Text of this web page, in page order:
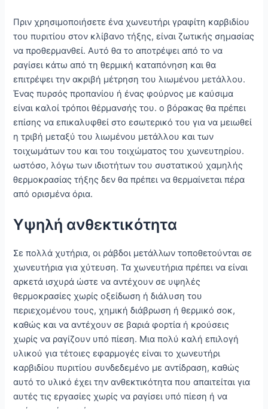
Πριν χρησιμοποιήσετε ένα χωνευτήρι γραφίτη καρβιδίου
του πυριτίου στον κλίβανο τήξης, είναι ζωτικής σημασίας
να προθερμανθεί. Αυτό θα το αποτρέψει από το να
ραγίσει κάτω από τη θερμική καταπόνηση και θα
επιτρέψει την ακριβή μέτρηση του λιωμένου μετάλλου.
Ένας πυρσός προπανίου ή ένας φούρνος με καύσιμα
είναι καλοί τρόποι θέρμανσής του. ο βόρακας θα πρέπει
επίσης να επικαλυφθεί στο εσωτερικό του για να μειωθεί
η τριβή μεταξύ του λιωμένου μετάλλου και των
τοιχωμάτων του και του τοιχώματος του χωνευτηρίου.
ωστόσο, λόγω των ιδιοτήτων του συστατικού χαμηλής
θερμοκρασίας τήξης δεν θα πρέπει να θερμαίνεται πέρα
από ορισμένα όρια.
Υψηλή ανθεκτικότητα
Σε πολλά χυτήρια, οι ράβδοι μετάλλων τοποθετούνται σε
χωνευτήρια για χύτευση. Τα χωνευτήρια πρέπει να είναι
αρκετά ισχυρά ώστε να αντέχουν σε υψηλές
θερμοκρασίες χωρίς οξείδωση ή διάλυση του
περιεχομένου τους, χημική διάβρωση ή θερμικό σοκ,
καθώς και να αντέχουν σε βαριά φορτία ή κρούσεις
χωρίς να ραγίζουν υπό πίεση. Μια πολύ καλή επιλογή
υλικού για τέτοιες εφαρμογές είναι το χωνευτήρι
καρβιδίου πυριτίου συνδεδεμένο με αντίδραση, καθώς
αυτό το υλικό έχει την ανθεκτικότητα που απαιτείται για
αυτές τις εργασίες χωρίς να ραγίσει υπό πίεση ή να